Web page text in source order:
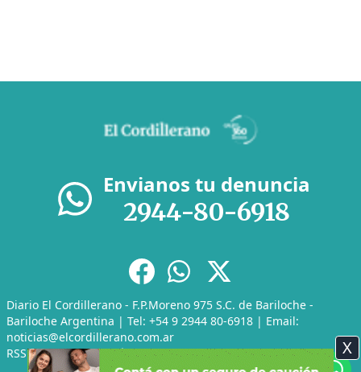
Envianos tu denuncia
2944-80-6918
Diario El Cordillerano - F.P.Moreno 975 S.C. de Bariloche -
Bariloche Argentina | Tel: +54 9 2944 80-6918 | Email:
noticias@elcordillerano.com.ar
RSS|Media Kit|Políticas de Privacidad|Archivo X